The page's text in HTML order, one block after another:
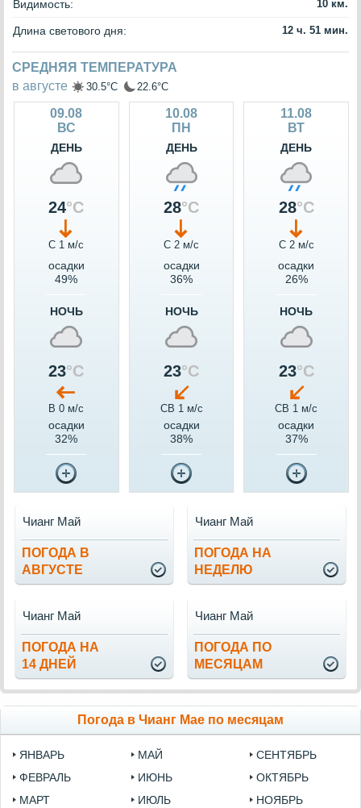
Видимость: 10 км.
Длина светового дня: 12 ч. 51 мин.
СРЕДНЯЯ ТЕМПЕРАТУРА
в августе
30.5°C 22.6°C
09.08
ВС
ДЕНЬ
24°C
С 1 м/c
осадки
49%
НОЧЬ
23°C
В 0 м/c
осадки
32%
10.08
ПН
ДЕНЬ
28°C
С 2 м/c
осадки
36%
НОЧЬ
23°C
СВ 1 м/c
осадки
38%
11.08
ВТ
ДЕНЬ
28°C
С 2 м/c
осадки
26%
НОЧЬ
23°C
СВ 1 м/c
осадки
37%
ПОГОДА В
АВГУСТЕ
Чианг Май
ПОГОДА НА
НЕДЕЛЮ
Чианг Май
ПОГОДА НА
14 ДНЕЙ
Чианг Май
ПОГОДА ПО
МЕСЯЦАМ
Чианг Май
Погода в Чианг Мае по месяцам
ЯНВАРЬ
ФЕВРАЛЬ
МАРТ
МАЙ
ИЮНЬ
ИЮЛЬ
СЕНТЯБРЬ
ОКТЯБРЬ
НОЯБРЬ